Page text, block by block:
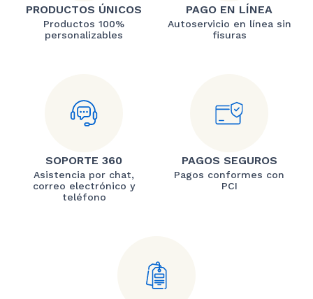
PRODUCTOS ÚNICOS
Productos 100%
personalizables
PAGO EN LÍNEA
Autoservicio en línea sin
fisuras
SOPORTE 360
Asistencia por chat,
correo electrónico y
teléfono
PAGOS SEGUROS
Pagos conformes con
PCI